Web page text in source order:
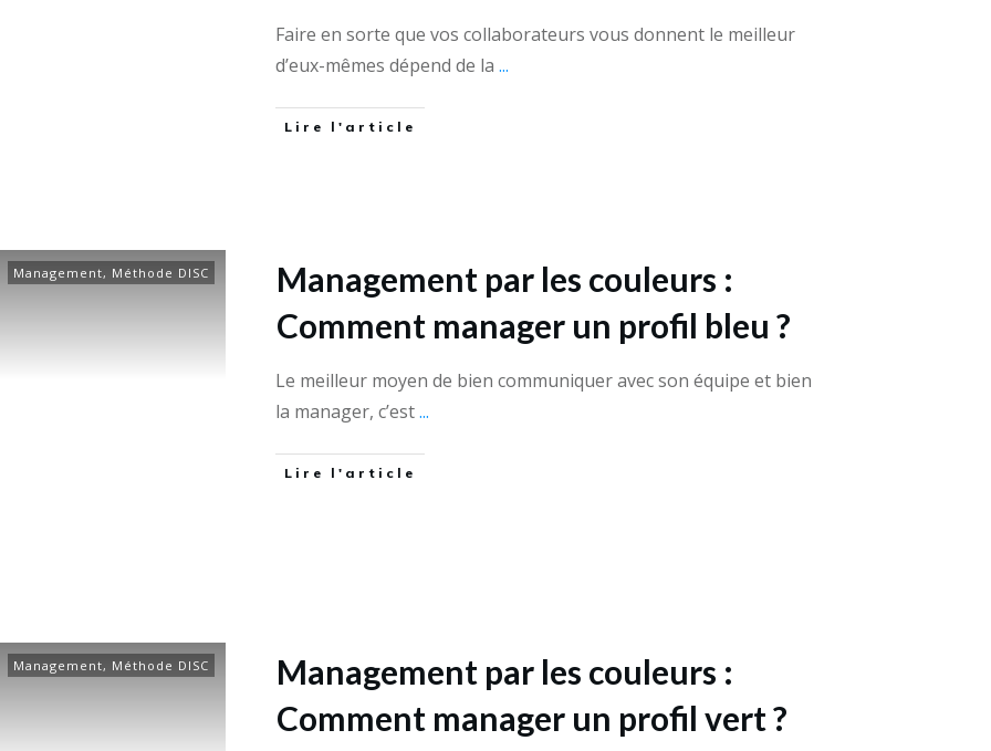
Faire en sorte que vos collaborateurs vous donnent le meilleur
d’eux-mêmes dépend de la ...
Lire l'article
Management, Méthode DISC
Management par les couleurs :
Comment manager un profil bleu ?
Le meilleur moyen de bien communiquer avec son équipe et bien
la manager, c’est...
Lire l'article
Management, Méthode DISC
Management par les couleurs :
Comment manager un profil vert ?